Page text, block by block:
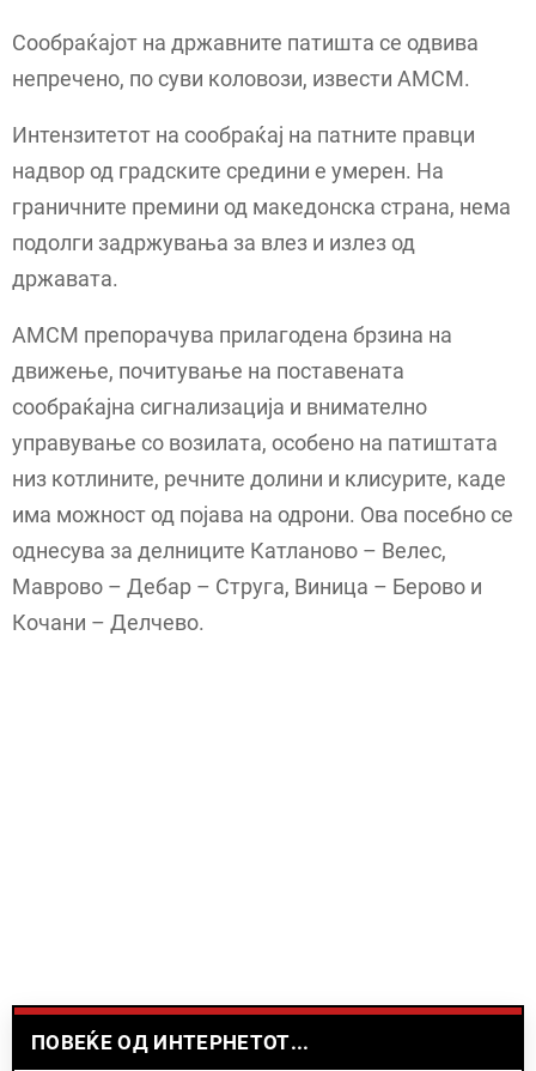
Сообраќајот на државните патишта се одвива
непречено, по суви коловози, извести АМСМ.
Интензитетот на сообраќај на патните правци
надвор од градските средини е умерен. На
граничните премини од македонска страна, нема
подолги задржувања за влез и излез од
државата.
АМСМ препорачува прилагодена брзина на
движење, почитување на поставената
сообраќајна сигнализација и внимателно
управување со возилата, особено на патиштата
низ котлините, речните долини и клисурите, каде
има можност од појава на одрони. Ова посебно се
однесува за делниците Катланово – Велес,
Маврово – Дебар – Струга, Виница – Берово и
Кочани – Делчево.
ПОВЕЌЕ ОД ИНТЕРНЕТОТ...